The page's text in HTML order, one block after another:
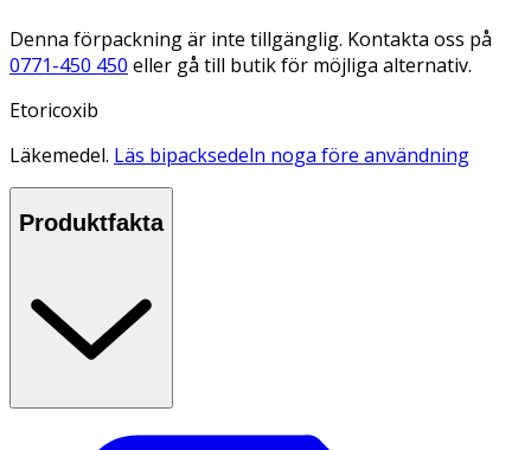
Denna förpackning är inte tillgänglig. Kontakta oss på
0771-450 450 eller gå till butik för möjliga alternativ.
Etoricoxib
Läkemedel. Läs bipacksedeln noga före användning
Produktfakta